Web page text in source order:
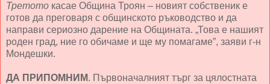
Третото касае Община Троян – новият собственик е
готов да преговаря с общинското ръководство и да
направи сериозно дарение на Общината. „Това е нашият
роден град, ние го обичаме и ще му помагаме”, заяви г-н
Мондешки.
ДА ПРИПОМНИМ. Първоначалният търг за цялостната